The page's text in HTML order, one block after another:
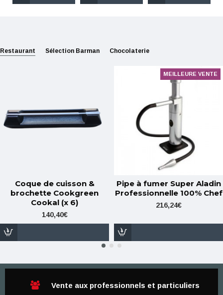
Restaurant Sélection Barman Chocolaterie
Coque de cuisson &
brochette Cookgreen
Cookal (x 6)
140,40€
MEILLEURE VENTE
Pipe à fumer Super Aladin
Professionnelle 100% Chef
216,24€
Vente aux professionnels et particuliers